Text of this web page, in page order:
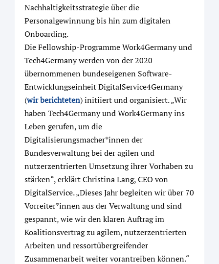
Nachhaltigkeitsstrategie über die
Personalgewinnung bis hin zum digitalen
Onboarding.
Die Fellowship-Programme Work4Germany und
Tech4Germany werden von der 2020
übernommenen bundeseigenen Software-
Entwicklungseinheit DigitalService4Germany
(wir berichteten) initiiert und organisiert. „Wir
haben Tech4Germany und Work4Germany ins
Leben gerufen, um die
Digitalisierungsmacher*innen der
Bundesverwaltung bei der agilen und
nutzerzentrierten Umsetzung ihrer Vorhaben zu
stärken“, erklärt Christina Lang, CEO von
DigitalService. „Dieses Jahr begleiten wir über 70
Vorreiter*innen aus der Verwaltung und sind
gespannt, wie wir den klaren Auftrag im
Koalitionsvertrag zu agilem, nutzerzentrierten
Arbeiten und ressortübergreifender
Zusammenarbeit weiter vorantreiben können.“